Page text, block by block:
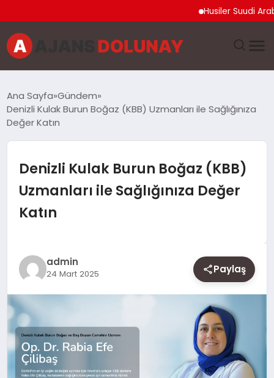
Husiler Suudi
EĞITIM
GÜNCEL
SAĞLIK
SIYASET
SPOR
YAŞAM
Ana Sayfa Gündem
Denizli Kulak Burun Boğaz (KBB) Uzmanları ile Sağlığınıza
Değer Katın
Denizli Kulak Burun Boğaz (KBB)
Uzmanları ile Sağlığınıza Değer
Katın
admin
24 Mart 2025 Paylaş